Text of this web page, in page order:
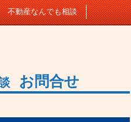
不動産なんでも相談
お問合せ